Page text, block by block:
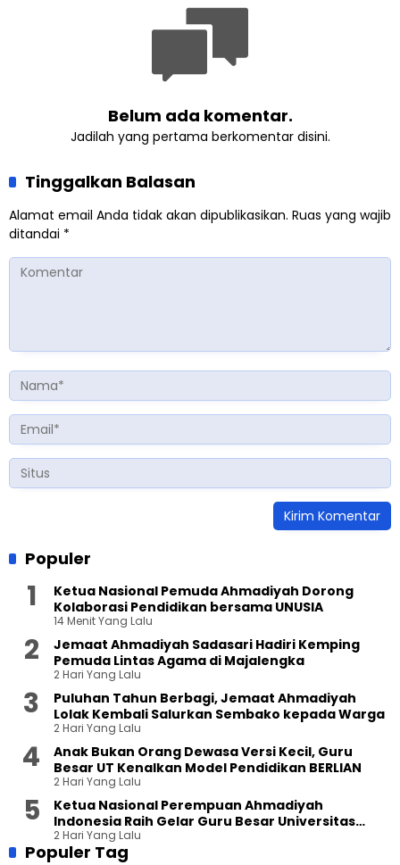
Belum ada komentar.
Jadilah yang pertama berkomentar disini.
Tinggalkan Balasan
Alamat email Anda tidak akan dipublikasikan. Ruas yang wajib
ditandai *
Populer
Ketua Nasional Pemuda Ahmadiyah Dorong
Kolaborasi Pendidikan bersama UNUSIA
14 Menit Yang Lalu
Jemaat Ahmadiyah Sadasari Hadiri Kemping
Pemuda Lintas Agama di Majalengka
2 Hari Yang Lalu
Puluhan Tahun Berbagi, Jemaat Ahmadiyah
Lolak Kembali Salurkan Sembako kepada Warga
2 Hari Yang Lalu
Anak Bukan Orang Dewasa Versi Kecil, Guru
Besar UT Kenalkan Model Pendidikan BERLIAN
2 Hari Yang Lalu
Ketua Nasional Perempuan Ahmadiyah
Indonesia Raih Gelar Guru Besar Universitas
Terbuka
2 Hari Yang Lalu
Populer Tag